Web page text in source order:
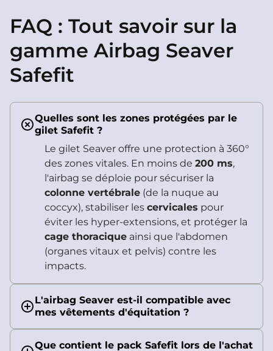
FAQ : Tout savoir sur la
gamme Airbag Seaver
Safefit
Quelles sont les zones protégées par le
gilet Safefit ?
Le gilet Seaver offre une protection à 360°
des zones vitales. En moins de 200 ms,
l'airbag se déploie pour sécuriser la
colonne vertébrale (de la nuque au
coccyx), stabiliser les cervicales pour
éviter les hyper-extensions, et protéger la
cage thoracique ainsi que l'abdomen
(organes vitaux et pelvis) contre les
impacts.
L'airbag Seaver est-il compatible avec
mes vêtements d'équitation ?
Que contient le pack Safefit lors de l'achat